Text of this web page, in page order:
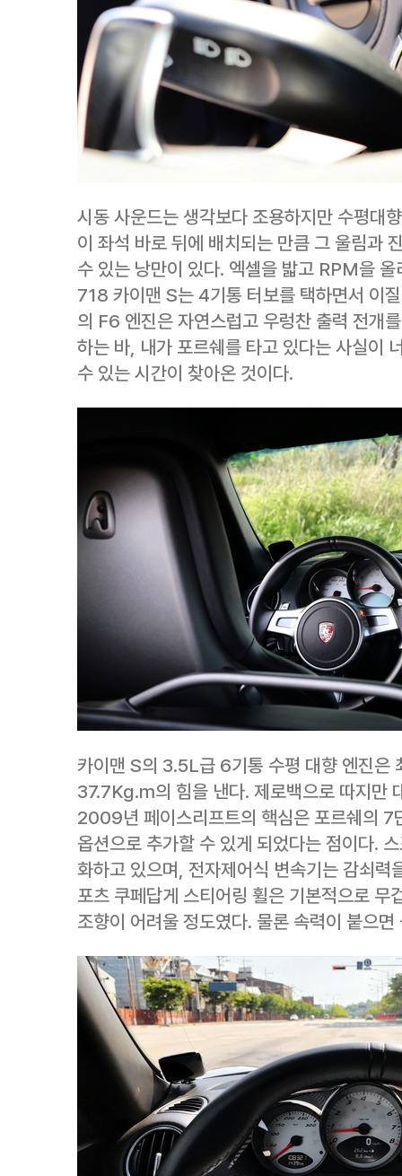
시동 사운드는 생각보다 조용하지만 수평대
이 좌석 바로 뒤에 배치되는 만큼 그 울림과
수 있는 낭만이 있다. 엑셀을 밟고 RPM을
718 카이맨 S는 4기통 터보를 택하면서 이
의 F6 엔진은 자연스럽고 우렁찬 출력 전개
하는 바, 내가 포르쉐를 타고 있다는 사실이
수 있는 시간이 찾아온 것이다.
카이맨 S의 3.5L급 6기통 수평 대향 엔진은
37.7Kg.m의 힘을 낸다. 제로백으로 따지만
2009년 페이스리프트의 핵심은 포르쉐의 7
옵션으로 추가할 수 있게 되었다는 점이다.
화하고 있으며, 전자제어식 변속기는 감쇠력
포츠 쿠페답게 스티어링 휠은 기본적으로 무
조향이 어려울 정도였다. 물론 속력이 붙으면